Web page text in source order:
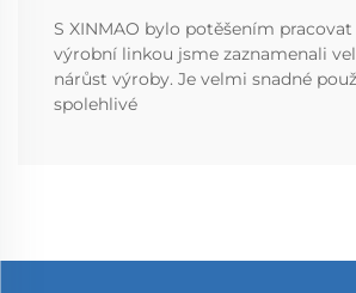
S XINMAO bylo potěšením pracovat
výrobní linkou jsme zaznamenali
nárůst výroby. Je velmi snadné
spolehlivé